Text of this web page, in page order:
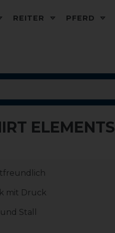
REITER PFERD
ELEMENTS
mit Druck
Stall